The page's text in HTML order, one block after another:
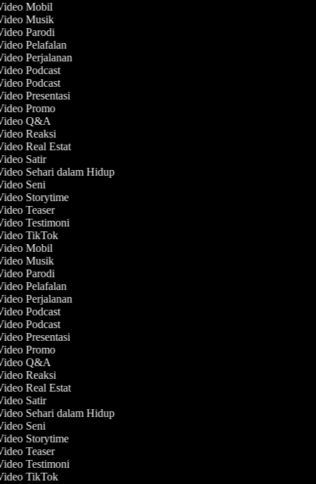
Mobil
Musik
Parodi
Pelafalan
Perjalanan
Podcast
Podcast
Presentasi
Promo
Q&A
Reaksi
Real Estat
Satir
Sehari dalam Hidup
Seni
Storytime
Teaser
Testimoni
TikTok
Mobil
Musik
Parodi
Pelafalan
Perjalanan
Podcast
Podcast
Presentasi
Promo
Q&A
Reaksi
Real Estat
Satir
Sehari dalam Hidup
Seni
Storytime
Teaser
Testimoni
TikTok